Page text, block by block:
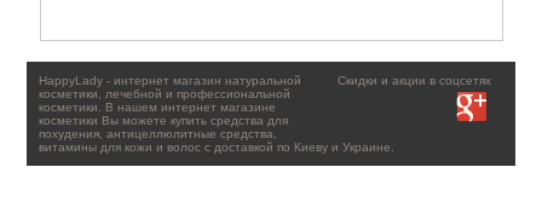
Скидки и акции в соцсетях
HappyLady - интернет магазин натуральной
косметики, лечебной и профессиональной
косметики. В нашем интернет магазине
косметики Вы можете купить средства для
похудения, антицеллюлитные средства,
витамины для кожи и волос с доставкой по Киеву и Украине.